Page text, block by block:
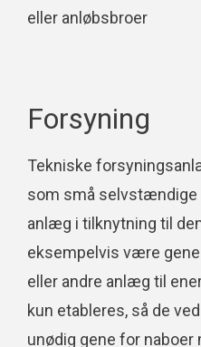
eller anløbsbroer
Forsyning
Tekniske
som små selvstændige
anlæg i tilknytning til
eksempelvis være
eller andre anlæg til
kun etableres, så de
unødig gene for naboer